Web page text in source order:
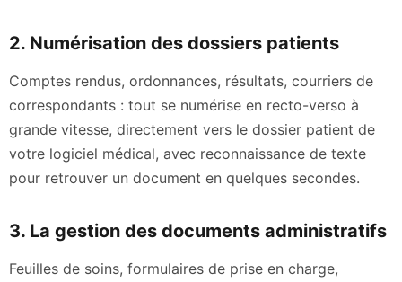
2. Numérisation des dossiers patients
Comptes rendus, ordonnances, résultats, courriers de
correspondants : tout se numérise en recto-verso à
grande vitesse, directement vers le dossier patient de
votre logiciel médical, avec reconnaissance de texte
pour retrouver un document en quelques secondes.
3. La gestion des documents administratifs
Feuilles de soins, formulaires de prise en charge,